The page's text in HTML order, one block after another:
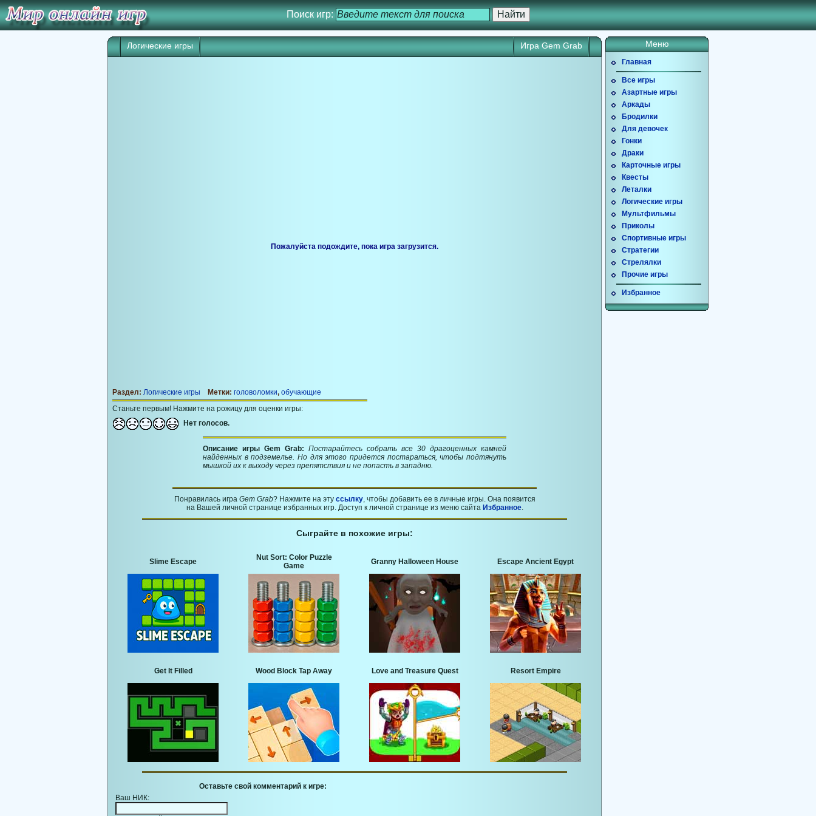
Поиск игр:
Игра Gem Grab
Логические игры
Игра начнется через 25 сек. Кликните для запуска игры прямо сейчас.
Раздел: Логические игры Метки: головоломки, обучающие
Станьте первым! Нажмите на рожицу для оценки игры:
Нет голосов.
Описание игры Gem Grab: Постарайтесь собрать все 30 драгоценных камней
найденных в подземелье. Но для этого придется постараться, чтобы подтянуть
мышкой их к выходу через препятствия и не попасть в западню.
Понравилась игра Gem Grab? Нажмите на эту ссылку, чтобы добавить ее в личные игры. Она появится
на Вашей личной странице избранных игр. Доступ к личной странице из меню сайта Избранное.
Сыграйте в похожие игры:
Slime Escape
Nut Sort: Color Puzzle
Game
Granny Halloween House Escape Ancient Egypt
Get It Filled Wood Block Tap Away Love and Treasure Quest Resort Empire
Оставьте свой комментарий к игре:
Ваш НИК:
Меню
Главная
Все игры
Азартные игры
Аркады
Бродилки
Для девочек
Гонки
Драки
Карточные игры
Квесты
Леталки
Логические игры
Мультфильмы
Приколы
Спортивные игры
Стратегии
Стрелялки
Прочие игры
Избранное